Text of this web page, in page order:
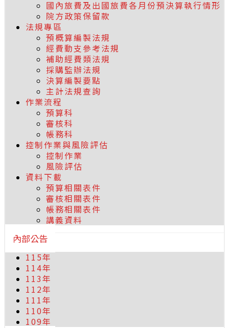
國內旅費及出國旅費各月份預決算執行情形
院方政策保留款
法規專區
預概算編製法規
經費動支參考法規
補助經費類法規
採購監辦法規
決算編製要點
主計法規查詢
作業流程
預算科
審核科
帳務科
控制作業與風險評估
控制作業
風險評估
資料下載
預算相關表件
審核相關表件
帳務相關表件
講義資料
內部公告
115年
114年
113年
112年
111年
110年
109年